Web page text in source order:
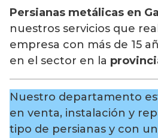
Persianas metálicas en
nuestros servicios que
empresa con más de 15
en el sector en la
Nuestro departamento
en venta, instalación y
tipo de persianas y con